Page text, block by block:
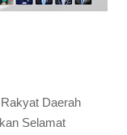
Daerah
Selamat